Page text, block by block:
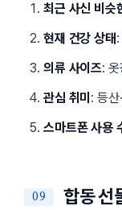
최근 사신 비슷
현재 건강 상태
의류 사이즈:
관심 취미 : 등산
스마트폰 사용
합동 선